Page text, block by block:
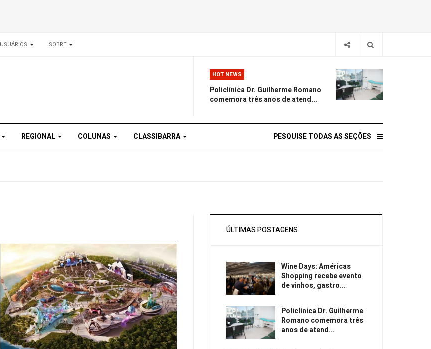
USUÁRIOS SOBRE
HOT NEWS
Policlínica Dr. Guilherme Romano
comemora três anos de atend...
REGIONAL COLUNAS CLASSIBARRA PESQUISE TODAS AS SEÇÕES
ÚLTIMAS POSTAGENS
Wine Days: Américas
Shopping recebe evento
de vinhos, gastro...
Policlínica Dr. Guilherme
Romano comemora três
anos de atend...